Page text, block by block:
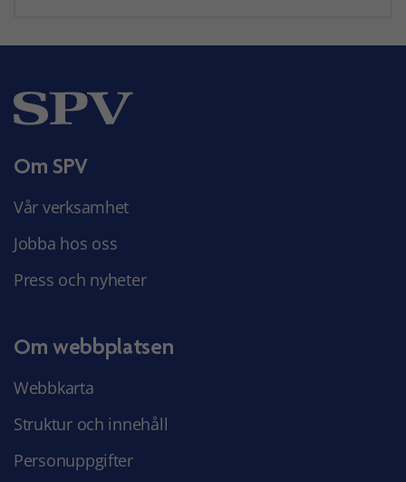
Om SPV
Vår verksamhet
Jobba hos oss
Press och nyheter
Om webbplatsen
Webbkarta
Struktur och innehåll
Personuppgifter